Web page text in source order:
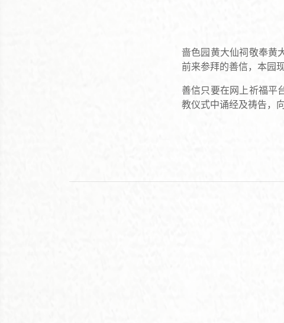
啬色园黄大仙祠敬奉黄
前来参拜的善信，本园
善信只要在网上祈福平
教仪式中诵经及祷告，